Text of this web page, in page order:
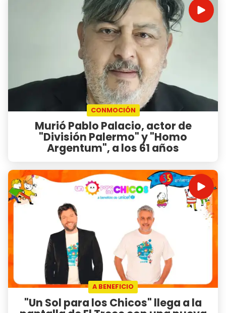
CONMOCIÓN
Murió Pablo Palacio, actor de
"División Palermo" y "Homo
Argentum", a los 61 años
A BENEFICIO
"Un Sol para los Chicos" llega a la